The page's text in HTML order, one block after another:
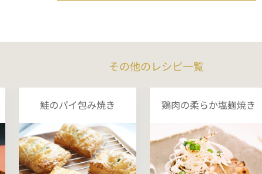
その他のレシピ一覧
鮭のパイ包み焼き 鶏肉の柔らか塩麹焼き